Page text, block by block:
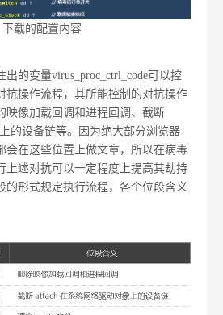
下载的配置内容
出的变量virus_proc_ctrl_code可以控
抗操作流程，其所能控制的对抗操作
映像加载回调和进程回调、截断
的设备链等。因为绝大部分浏览器
会在这些位置上做文章，所以在病毒
上述对抗可以一定程度上提高其劫持
的形式规定执行流程，各个位段含义